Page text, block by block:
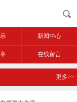
新闻中心
在线留言
更多>>